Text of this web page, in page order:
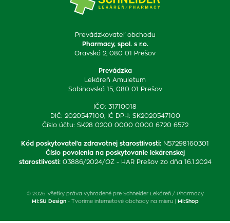
Prevádzkovateľ obchodu
Pharmacy, spol. s r.o.
Oravská 2, 080 01 Prešov
Prevádzka
Lekáreň Amuletum
Sabinovská 15, 080 01 Prešov
IČO: 31710018
DIČ: 2020547100, IČ DPH: SK2020547100
Číslo účtu: SK28 0200 0000 0000 6720 6572
Kód poskytovateľa zdravotnej starostlivosti: N57298160301
Číslo povolenia na poskytovanie lekárenskej
starostlivosti: 03886/2024/OZ - HAR Prešov zo dňa 16.1.2024
© 2026 Všetky práva vyhradené pre Schneider Lekáreň / Pharmacy
MI:SU Design- Tvoríme internetové obchody na mieru | MI:Shop